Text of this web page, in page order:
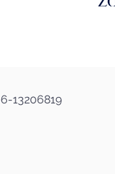
13206819